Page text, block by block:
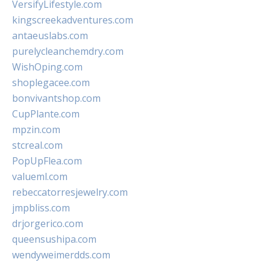
VersifyLifestyle.com
kingscreekadventures.com
antaeuslabs.com
purelycleanchemdry.com
WishOping.com
shoplegacee.com
bonvivantshop.com
CupPlante.com
mpzin.com
stcreal.com
PopUpFlea.com
valueml.com
rebeccatorresjewelry.com
jmpbliss.com
drjorgerico.com
queensushipa.com
wendyweimerdds.com